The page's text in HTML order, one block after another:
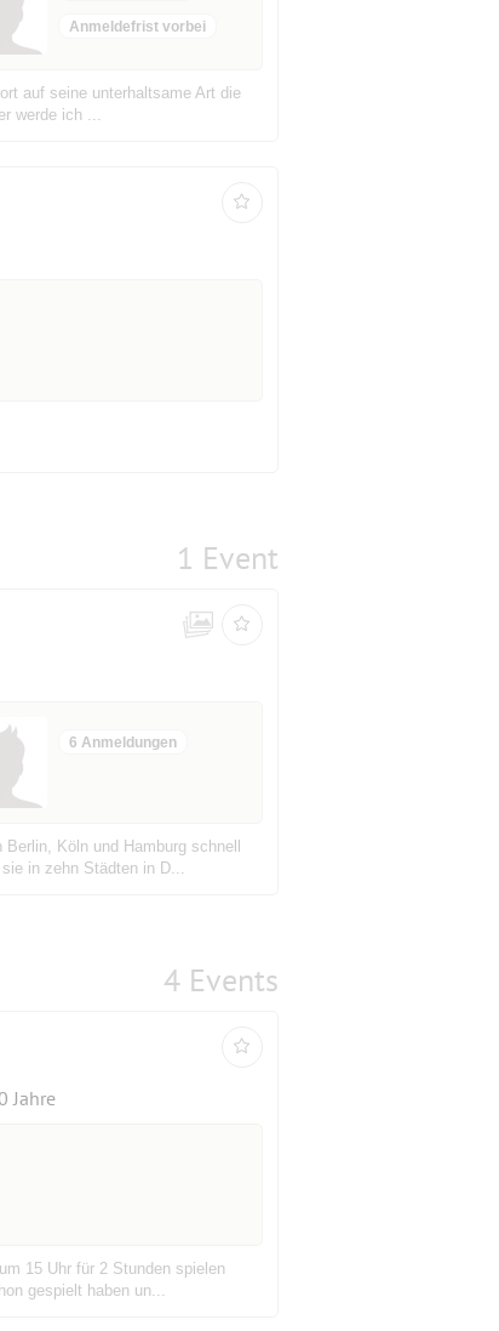
Anmeldefrist vorbei
auf seine unterhaltsame Art die
werde ich ...
1 Event
6 Anmeldungen
Köln und Hamburg schnell
in zehn Städten in D...
4 Events
Jahre
15 Uhr für 2 Stunden spielen
gespielt haben un...